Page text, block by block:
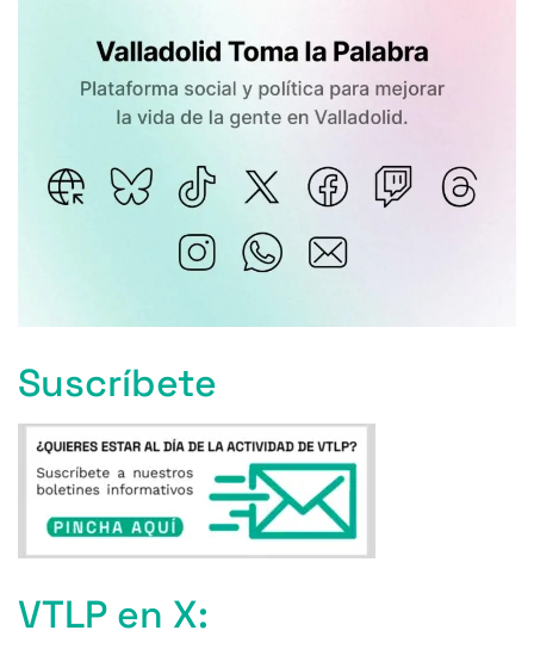
Suscríbete
VTLP en X: